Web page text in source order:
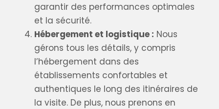
garantir des performances optimales
et la sécurité.
Hébergement et logistique : Nous
gérons tous les détails, y compris
l’hébergement dans des
établissements confortables et
authentiques le long des itinéraires de
la visite. De plus, nous prenons en